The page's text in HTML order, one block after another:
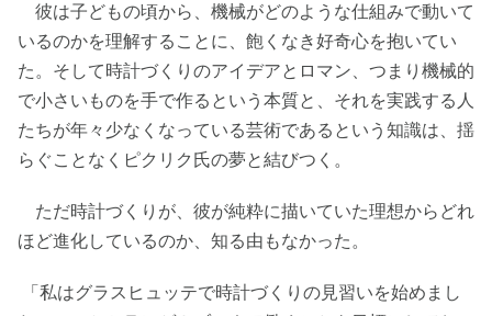
彼は子どもの頃から、機械がどのような仕組みで動いて
いるのかを理解することに、飽くなき好奇心を抱いてい
た。そして時計づくりのアイデアとロマン、つまり機械的
で小さいものを手で作るという本質と、それを実践する人
たちが年々少なくなっている芸術であるという知識は、揺
らぐことなくピクリク氏の夢と結びつく。
ただ時計づくりが、彼が純粋に描いていた理想からどれ
ほど進化しているのか、知る由もなかった。
「私はグラスヒュッテで時計づくりの見習いを始めまし